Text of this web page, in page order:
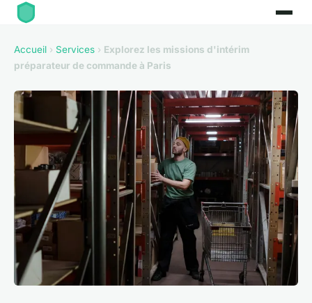
Accueil › Services › Explorez les missions d'intérim
préparateur de commande à Paris